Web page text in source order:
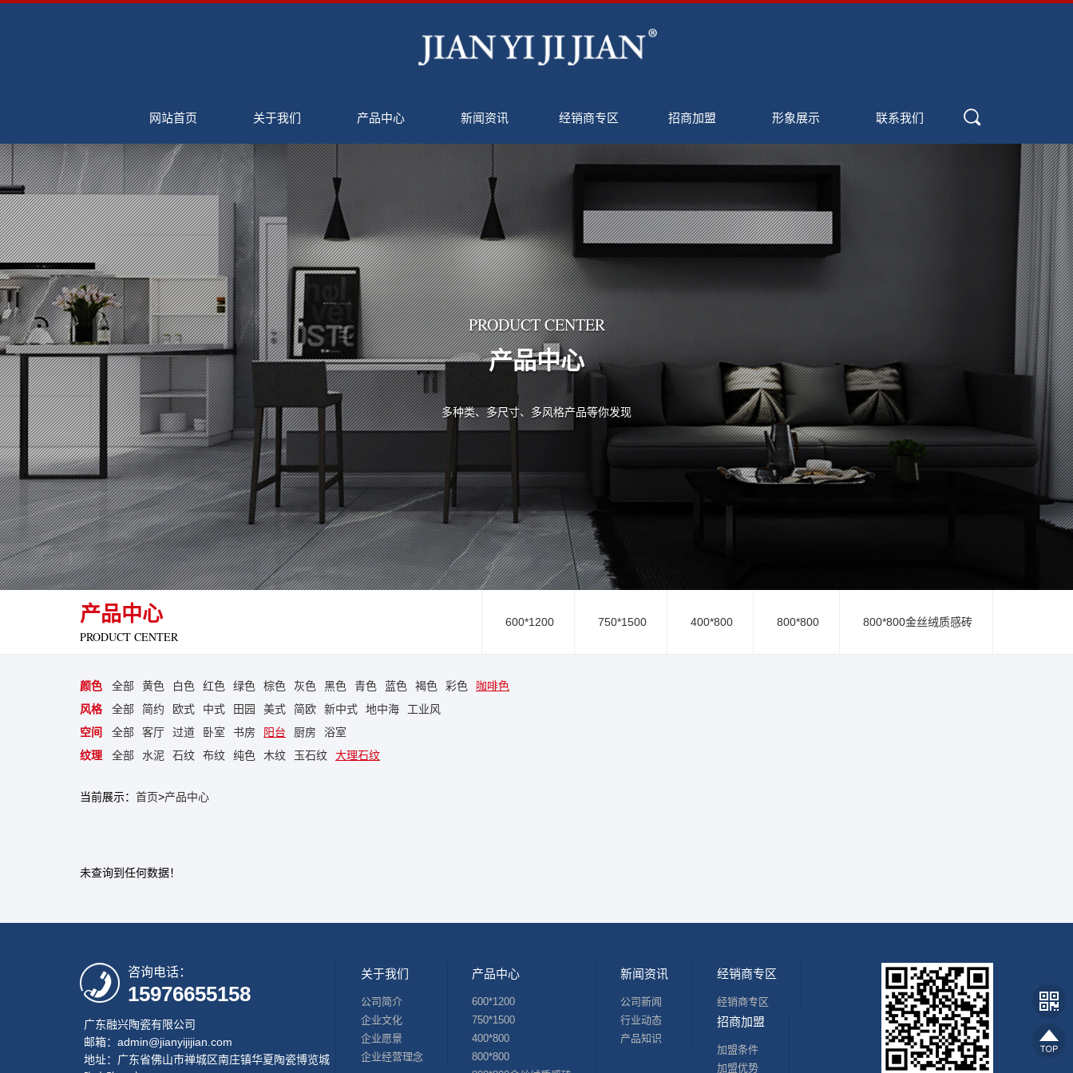
网站首页 关于我们 产品中心 新闻资讯 经销商专区 招商加盟 形象展示 联系我们
PRODUCT CENTER
产品中心
多种类、多尺寸、多风格产品等你发现
产品中心
PRODUCT CENTER
600*1200 750*1500 400*800 800*800 800*800金丝绒质感砖
颜色 全部 黄色 白色 红色 绿色 棕色 灰色 黑色 青色 蓝色 褐色 彩色
咖啡色
风格
全部 简约 欧式 中式 田园 美式 简欧 新中式 地中海
工业风
空间
全部 客厅 过道 卧室 书房 阳台 厨房
浴室
纹理
全部 水泥 石纹 布纹 纯色 木纹 玉石纹 大理石纹
当前展示： 首页>产品中心
未查询到任何数据！
咨询电话：
15976655158
广东融兴陶瓷有限公司
邮箱：admin@jianyijijian.com
地址：广东省佛山市禅城区南庄镇华夏陶瓷博览城
关于我们
公司简介
企业文化
企业愿景
企业经营理念
产品中心
600*1200
750*1500
400*800
800*800
新闻资讯
公司新闻
行业动态
产品知识
经销商专区
经销商专区
招商加盟
加盟条件
加盟优势